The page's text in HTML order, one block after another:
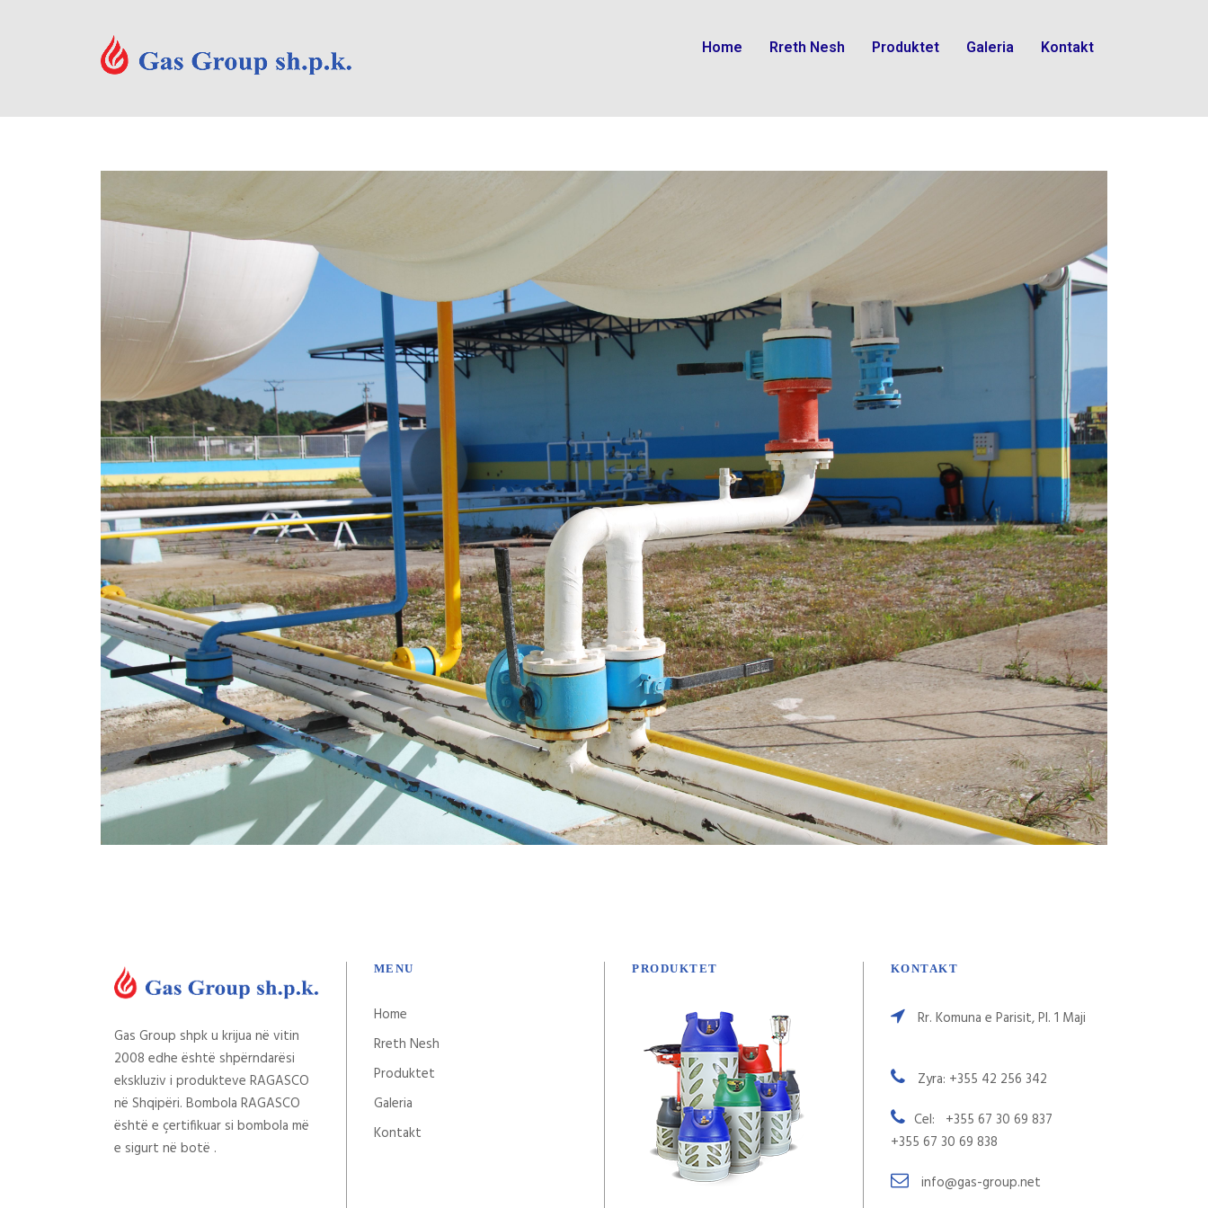
Home Rreth Nesh Produktet Galeria Kontakt
Gas Group shpk u krijua në vitin
2008 edhe është shpërndarësi
ekskluziv i produkteve RAGASCO
në Shqipëri. Bombola RAGASCO
është e çertifikuar si bombola më
e sigurt në botë .
MENU
Home
Rreth Nesh
Produktet
Galeria
Kontakt
PRODUKTET KONTAKT
Rr. Komuna e Parisit, Pl. 1 Maji
Zyra: +355 42 256 342
Cel: +355 67 30 69 837
+355 67 30 69 838
info@gas-group.net